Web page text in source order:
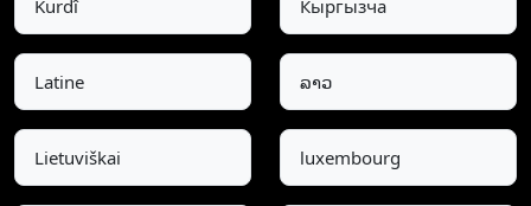
Kurdî Кыргызча
Latine ລາວ
Lietuviškai luxembourg